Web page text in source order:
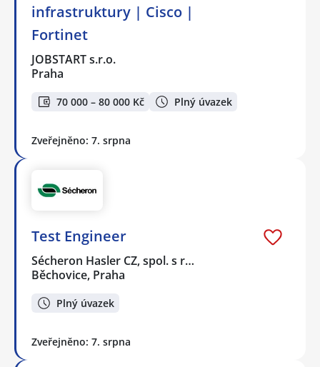
infrastruktury | Cisco |
Fortinet
JOBSTART s.r.o.
Praha
70 000 – 80 000 Kč Plný úvazek
Zveřejněno: 7. srpna
Test Engineer
Sécheron Hasler CZ, spol. s r…
Běchovice, Praha
Plný úvazek
Zveřejněno: 7. srpna